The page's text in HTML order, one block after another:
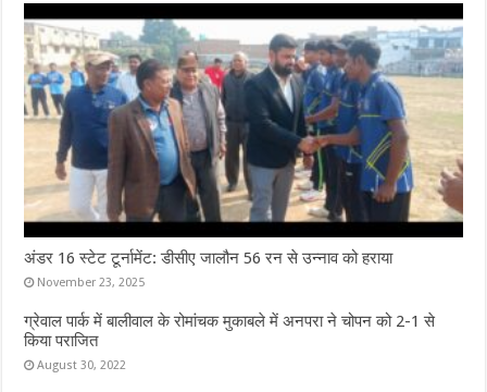
अंडर 16 स्टेट टूर्नामेंट: डीसीए जालौन 56 रन से उन्नाव को हराया
November 23, 2025
ग्रेवाल पार्क में बालीवाल के रोमांचक मुकाबले में अनपरा ने चोपन को 2-1 से
किया पराजित
August 30, 2022